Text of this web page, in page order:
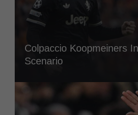
Colpaccio Koopmeiners
Scenario